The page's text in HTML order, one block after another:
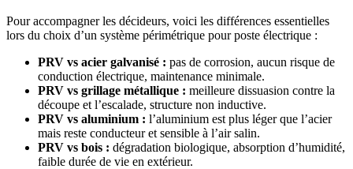
Pour accompagner les décideurs, voici les différences essentielles
lors du choix d’un système périmétrique pour poste électrique :
PRV vs acier galvanisé : pas de corrosion, aucun risque de
conduction électrique, maintenance minimale.
PRV vs grillage métallique : meilleure dissuasion contre la
découpe et l’escalade, structure non inductive.
PRV vs aluminium : l’aluminium est plus léger que l’acier
mais reste conducteur et sensible à l’air salin.
PRV vs bois : dégradation biologique, absorption d’humidité,
faible durée de vie en extérieur.